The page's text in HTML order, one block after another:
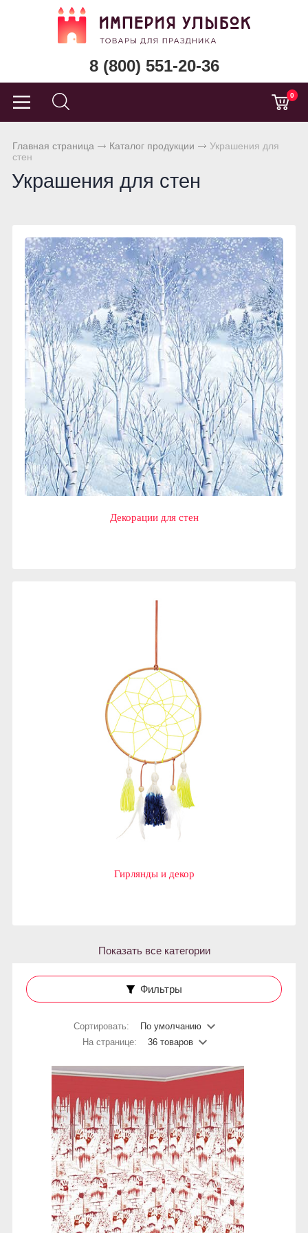
8 (800) 551-20-36
0
Главная страница Каталог продукции
Украшения для
стен
Украшения для стен
Декорации для стен
Гирлянды и декор
Показать все категории
Фильтры
Сортировать:
По умолчанию
На странице:
36 товаров